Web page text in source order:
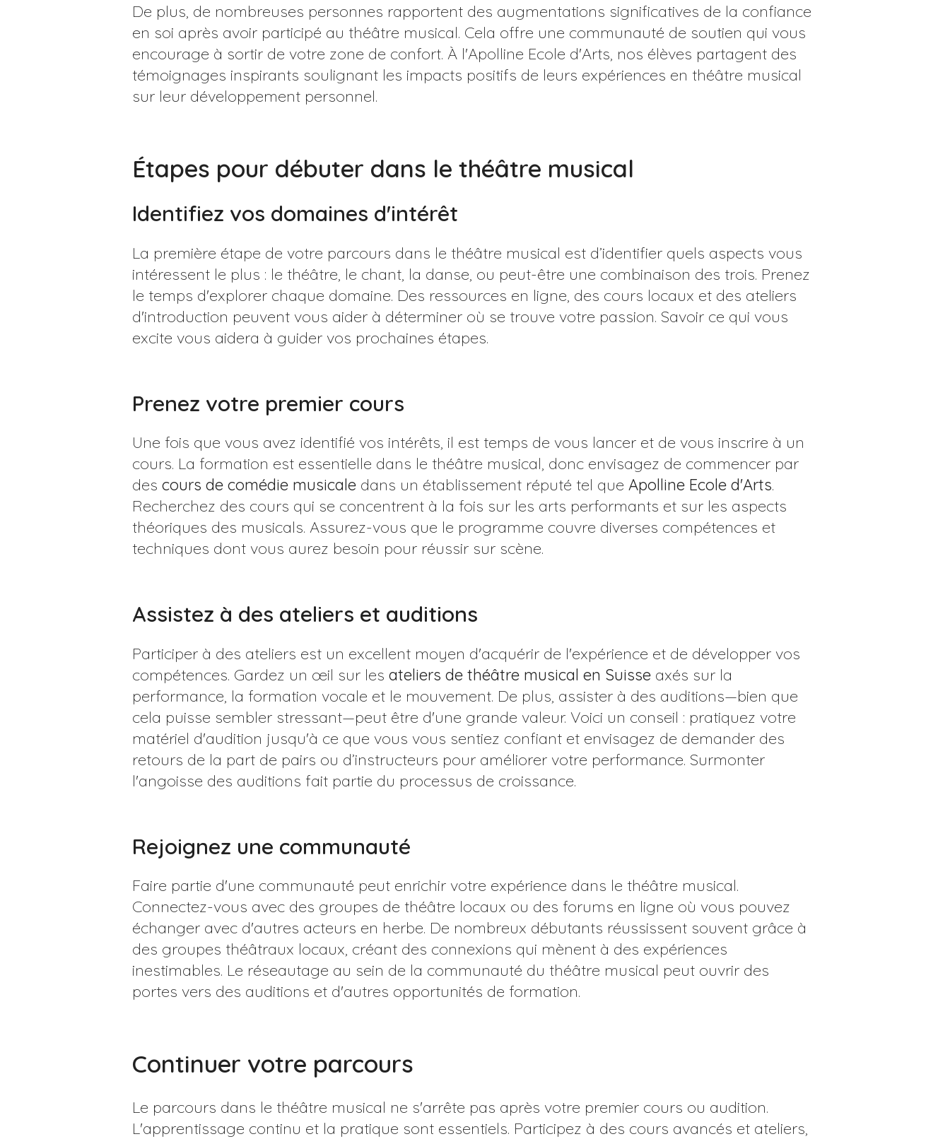
De plus, de nombreuses personnes rapportent des augmentations significatives de la confiance
en soi après avoir participé au théâtre musical. Cela offre une communauté de soutien qui vous
encourage à sortir de votre zone de confort. À l'Apolline Ecole d'Arts, nos élèves partagent des
témoignages inspirants soulignant les impacts positifs de leurs expériences en théâtre musical
sur leur développement personnel.
Étapes pour débuter dans le théâtre musical
Identifiez vos domaines d'intérêt
La première étape de votre parcours dans le théâtre musical est d’identifier quels aspects vous
intéressent le plus : le théâtre, le chant, la danse, ou peut-être une combinaison des trois. Prenez
le temps d'explorer chaque domaine. Des ressources en ligne, des cours locaux et des ateliers
d'introduction peuvent vous aider à déterminer où se trouve votre passion. Savoir ce qui vous
excite vous aidera à guider vos prochaines étapes.
Prenez votre premier cours
Une fois que vous avez identifié vos intérêts, il est temps de vous lancer et de vous inscrire à un
cours. La formation est essentielle dans le théâtre musical, donc envisagez de commencer par
des cours de comédie musicale dans un établissement réputé tel que Apolline Ecole d'Arts.
Recherchez des cours qui se concentrent à la fois sur les arts performants et sur les aspects
théoriques des musicals. Assurez-vous que le programme couvre diverses compétences et
techniques dont vous aurez besoin pour réussir sur scène.
Assistez à des ateliers et auditions
Participer à des ateliers est un excellent moyen d'acquérir de l'expérience et de développer vos
compétences. Gardez un œil sur les ateliers de théâtre musical en Suisse axés sur la
performance, la formation vocale et le mouvement. De plus, assister à des auditions—bien que
cela puisse sembler stressant—peut être d'une grande valeur. Voici un conseil : pratiquez votre
matériel d'audition jusqu'à ce que vous vous sentiez confiant et envisagez de demander des
retours de la part de pairs ou d’instructeurs pour améliorer votre performance. Surmonter
l'angoisse des auditions fait partie du processus de croissance.
Rejoignez une communauté
Faire partie d'une communauté peut enrichir votre expérience dans le théâtre musical.
Connectez-vous avec des groupes de théâtre locaux ou des forums en ligne où vous pouvez
échanger avec d'autres acteurs en herbe. De nombreux débutants réussissent souvent grâce à
des groupes théâtraux locaux, créant des connexions qui mènent à des expériences
inestimables. Le réseautage au sein de la communauté du théâtre musical peut ouvrir des
portes vers des auditions et d'autres opportunités de formation.
Continuer votre parcours
Le parcours dans le théâtre musical ne s'arrête pas après votre premier cours ou audition.
L'apprentissage continu et la pratique sont essentiels. Participez à des cours avancés et ateliers,